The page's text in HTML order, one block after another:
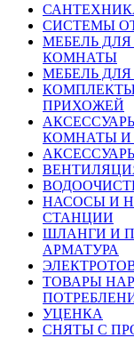
СИСТЕМЫ
МЕБЕЛЬ
КОМНАТЫ
МЕБЕЛЬ
ПРИХОЖЕЙ
КОМНАТЫ И
НАСОСЫ И
СТАНЦИИ
ШЛАНГИ И
АРМАТУРА
ТОВАРЫ
УЦЕНКА
СНЯТЫ С